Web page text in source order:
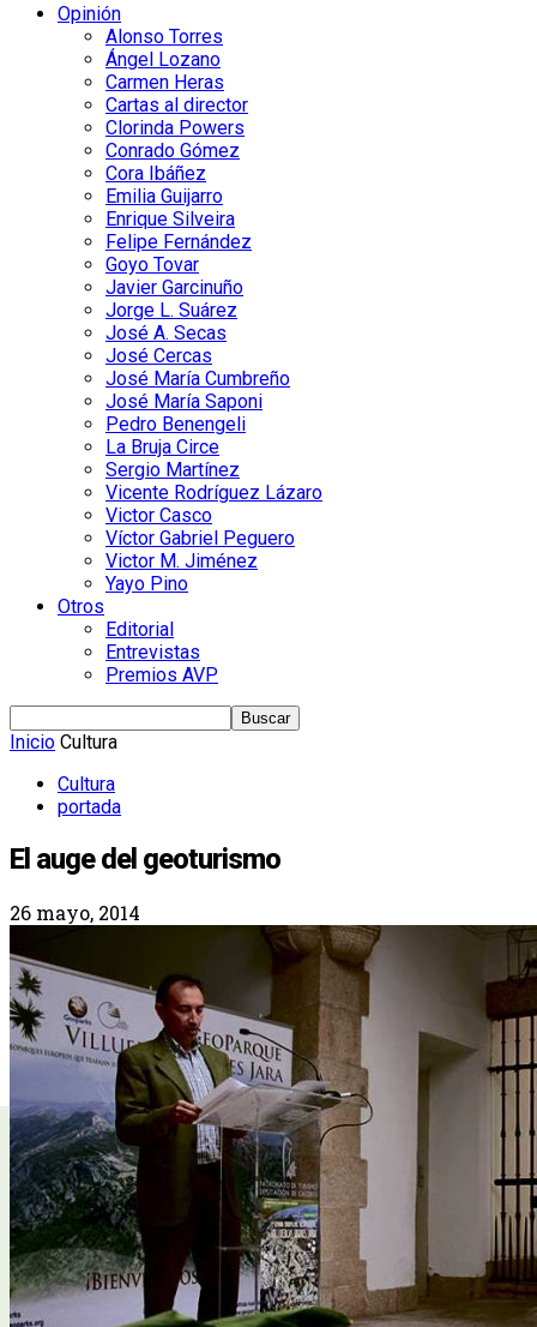
Opinión
Alonso Torres
Ángel Lozano
Carmen Heras
Cartas al director
Clorinda Powers
Conrado Gómez
Cora Ibáñez
Emilia Guijarro
Enrique Silveira
Felipe Fernández
Goyo Tovar
Javier Garcinuño
Jorge L. Suárez
José A. Secas
José Cercas
José María Cumbreño
José María Saponi
Pedro Benengeli
La Bruja Circe
Sergio Martínez
Vicente Rodríguez Lázaro
Victor Casco
Víctor Gabriel Peguero
Victor M. Jiménez
Yayo Pino
Otros
Editorial
Entrevistas
Premios AVP
Inicio Cultura
Cultura
portada
El auge del geoturismo
26 mayo, 2014